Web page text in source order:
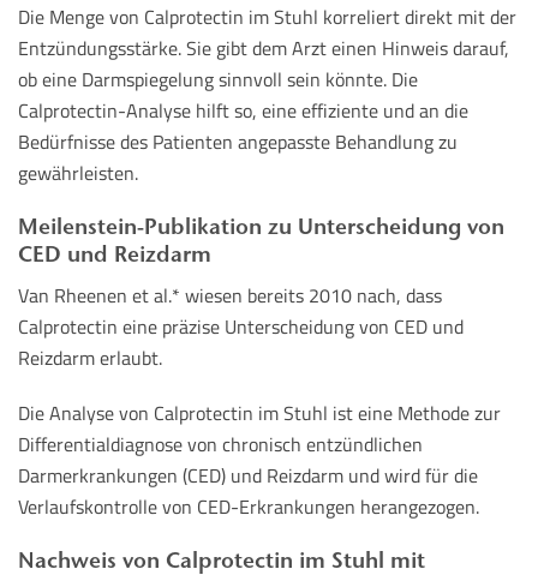
Die Menge von Calprotectin im Stuhl korreliert direkt mit der
Entzündungsstärke. Sie gibt dem Arzt einen Hinweis darauf,
ob eine Darmspiegelung sinnvoll sein könnte. Die
Calprotectin-Analyse hilft so, eine effiziente und an die
Bedürfnisse des Patienten angepasste Behandlung zu
gewährleisten.
Meilenstein-Publikation zu Unterscheidung von
CED und Reizdarm
Van Rheenen et al.* wiesen bereits 2010 nach, dass
Calprotectin eine präzise Unterscheidung von CED und
Reizdarm erlaubt.
Die Analyse von Calprotectin im Stuhl ist eine Methode zur
Differentialdiagnose von chronisch entzündlichen
Darmerkrankungen (CED) und Reizdarm und wird für die
Verlaufskontrolle von CED-Erkrankungen herangezogen.
Nachweis von Calprotectin im Stuhl mit